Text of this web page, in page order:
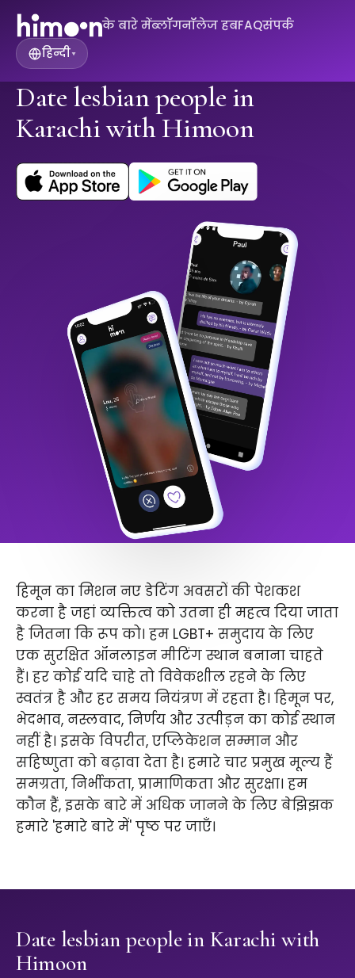
के बारे मेंब्लॉगनॉलेज हबFAQसंपर्क
हिन्दी▾
Date lesbian people in
Karachi with Himoon
हिमून का मिशन नए डेटिंग अवसरों की पेशकश
करना है जहां व्यक्तित्व को उतना ही महत्व दिया जाता
है जितना कि रूप को। हम LGBT+ समुदाय के लिए
एक सुरक्षित ऑनलाइन मीटिंग स्थान बनाना चाहते
हैं। हर कोई यदि चाहे तो विवेकशील रहने के लिए
स्वतंत्र है और हर समय नियंत्रण में रहता है। हिमून पर,
भेदभाव, नस्लवाद, निर्णय और उत्पीड़न का कोई स्थान
नहीं है। इसके विपरीत, एप्लिकेशन सम्मान और
सहिष्णुता को बढ़ावा देता है। हमारे चार प्रमुख मूल्य हैं
समग्रता, निर्भीकता, प्रामाणिकता और सुरक्षा। हम
कौन हैं, इसके बारे में अधिक जानने के लिए बेझिझक
हमारे 'हमारे बारे में' पृष्ठ पर जाएँ।
Date lesbian people in Karachi with
Himoon